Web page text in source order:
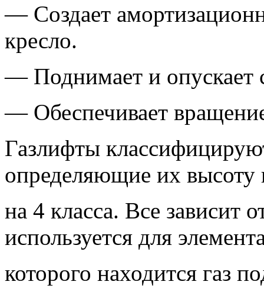
— Создает
кресло.
— Поднимает и опускает
— Обеспечивает
Газлифты
определяющие их высоту
на 4 класса. Все зависит
используется для
которого находится газ